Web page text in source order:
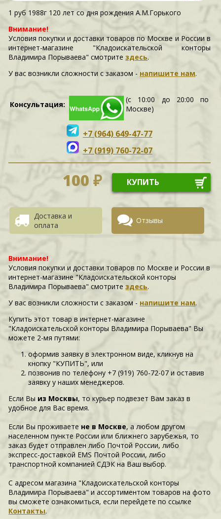
1 руб 1988г 120 лет со дня рождения А.М.Горького
Внимание!
Условия покупки и доставки товаров по Москве и России в
интернет-магазине "Кладоискательской конторы
Владимира Порываева" смотритездесь.
У вас возникли сложности c заказом - напишите нам.
Консультация:
(с 10:00 до 20:00 по
Москве)
+7 (964) 649-47-77
+7 (919) 760-72-07
100 ₽ КУПИТЬ
Доставка и
оплата
Отзывы
Внимание!
Условия покупки и доставки товаров по Москве и России в
интернет-магазине "Кладоискательской конторы
Владимира Порываева" смотритездесь.
У вас возникли сложности c заказом - напишите нам.
Купить этот товар в интернет-магазине
"Кладоискательской конторы Владимира Порываева" Вы
можете 2-мя путями:
оформив заявку в электронном виде, кликнув на
кнопку "КУПИТЬ", или
позвонив по телефону +7 (919) 760-72-07 и оставив
заявку у наших менеджеров.
Если Вы из Москвы, то курьер подвезет Вам заказ в
удобное для Вас время.
Если Вы проживаете не в Москве, а любом другом
населенном пункте России или ближнего зарубежья, то
заказ будет отправлен либо Почтой России, либо
экспресс-доставкой EMS Почтой России, либо
транспортной компанией СДЭК на Ваш выбор.
С адресом магазина "Кладоискательской конторы
Владимира Порываева" и ассортиментом товаров на фото
вы сможете ознакомиться, если перейдете по ссылке
Контакты.